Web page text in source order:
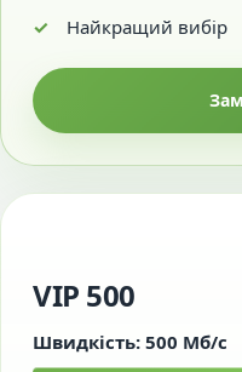
Найкращий вибір
VIP 500
Швидкість: 500 Мб/с